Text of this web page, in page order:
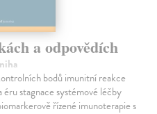
a odpovědích
bodů imunitní reakce
stagnace systémové léčby
řízené imunoterapie s